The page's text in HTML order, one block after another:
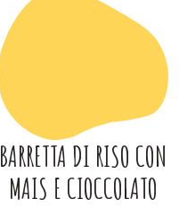
BARRETTA DI RISO CON
MAIS E CIOCCOLATO